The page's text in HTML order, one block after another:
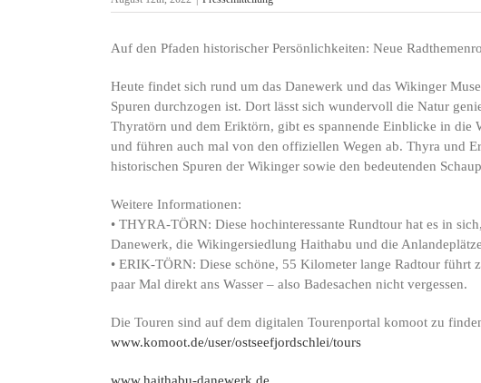
Auf den Pfaden historischer Persönlichkeiten: Neue
Heute findet sich rund um das Danewerk und das Wikinger
Spuren durchzogen ist. Dort lässt sich wundervoll die Natur
Thyratörn und dem Eriktörn, gibt es spannende Einblicke in die
und führen auch mal von den offiziellen Wegen ab. Thyra und
historischen Spuren der Wikinger sowie den bedeutenden
Weitere Informationen:
• THYRA-TÖRN: Diese hochinteressante Rundtour hat es in
Danewerk, die Wikingersiedlung Haithabu und die
• ERIK-TÖRN: Diese schöne, 55 Kilometer lange Radtour
paar Mal direkt ans Wasser – also Badesachen nicht vergessen.
Die Touren sind auf dem digitalen Tourenportal komoot zu
www.komoot.de/user/ostseefjordschlei/tours